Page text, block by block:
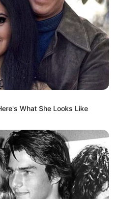
What She Looks Like